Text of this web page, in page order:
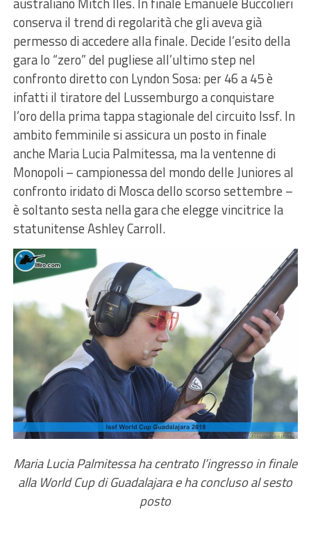
conserva il trend di regolarità che gli aveva già
permesso di accedere alla finale. Decide l’esito della
gara lo “zero” del pugliese all’ultimo step nel
confronto diretto con Lyndon Sosa: per 46 a 45 è
infatti il tiratore del Lussemburgo a conquistare
l’oro della prima tappa stagionale del circuito Issf. In
ambito femminile si assicura un posto in finale
anche Maria Lucia Palmitessa, ma la ventenne di
Monopoli – campionessa del mondo delle Juniores al
confronto iridato di Mosca dello scorso settembre –
è soltanto sesta nella gara che elegge vincitrice la
statunitense Ashley Carroll.
Maria Lucia Palmitessa ha centrato l’ingresso in finale
alla World Cup di Guadalajara e ha concluso al sesto
posto